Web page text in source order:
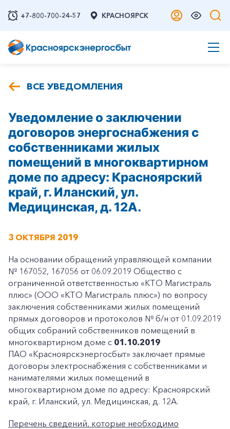
+7-800-700-24-57 КРАСНОЯРСК
ВСЕ УВЕДОМЛЕНИЯ
Уведомление о заключении
договоров энергоснабжения с
собственниками жилых
помещений в многоквартирном
доме по адресу: Красноярский
край, г. Иланский, ул.
Медицинская, д. 12А.
3 ОКТЯБРЯ 2019
На основании обращений управляющей компании
№ 167052, 167056 от 06.09.2019 Общество с
ограниченной ответственностью «КТО Магистраль
плюс» (ООО «КТО Магистраль плюс») по вопросу
заключения собственниками жилых помещений
прямых договоров и протоколов № б/н от 01.09.2019
общих собраний собственников помещений в
многоквартирном доме с 01.10.2019
ПАО «Красноярскэнергосбыт» заключает прямые
договоры электроснабжения с собственниками и
нанимателями жилых помещений в
многоквартирном доме по адресу: Красноярский
край, г. Иланский, ул. Медицинская, д. 12А.
Перечень сведений, которые необходимо